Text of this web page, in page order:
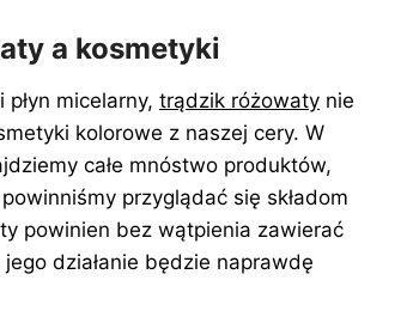
a kosmetyki
micelarny, trądzik różowaty nie
kolorowe z naszej cery. W
całe mnóstwo produktów,
przyglądać się składom
powinien bez wątpienia zawierać
działanie będzie naprawdę